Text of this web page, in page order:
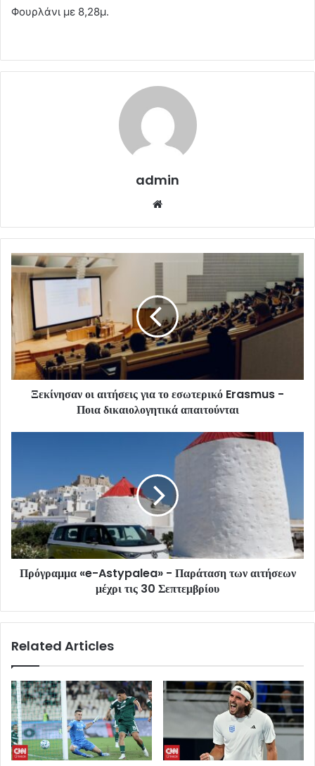
Φουρλάνι με 8,28μ.
admin
Ξεκίνησαν οι αιτήσεις για το εσωτερικό Erasmus -
Ποια δικαιολογητικά απαιτούνται
Πρόγραμμα «e-Astypalea» - Παράταση των αιτήσεων
μέχρι τις 30 Σεπτεμβρίου
Related Articles